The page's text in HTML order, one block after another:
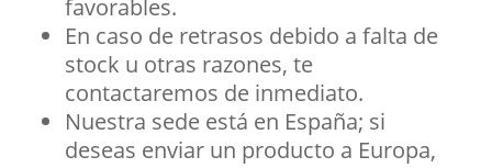
favorables.
En caso de retrasos debido a falta de
stock u otras razones, te
contactaremos de inmediato.
Nuestra sede está en España; si
deseas enviar un producto a Europa,